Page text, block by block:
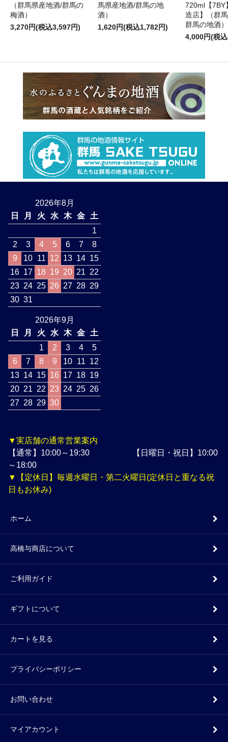
（群馬県産地酒/群馬の
梅酒）
3,270円(税込3,597円)
馬県産地酒/群馬の地
酒）
1,620円(税込1,782円)
720ml【7BY
造店】（群
群馬の地酒）
4,000円(税
2026年8月
日
月 火 水 木 金
土
1
2
3 4 5 6 7
8
9
10 11 12 13 14 15
16 17 18 19 20 21 22
23 24 25 26 27 28 29
30 31
2026年9月
日
月 火 水 木 金
土
1
2 3 4
5
6
7 8 9 10 11 12
13 14 15 16 17 18 19
20 21 22 23 24 25 26
27 28 29 30
▼実店舗の通常営業案内
【通常】10:00～19:30 【日曜日・祝日】10:00
～18:00
▼【定休日】毎週水曜日・第二火曜日(定休日と重なる祝
日もお休み)
ホーム
高橋与商店について
ご利用ガイド
ギフトについて
カートを見る
プライバシーポリシー
お問い合わせ
マイアカウント